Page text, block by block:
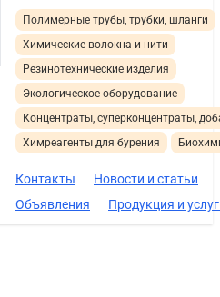
Полимерные трубы, трубки, шланги
Химические волокна и нити
Резинотехнические изделия
Экологическое оборудование
Концентраты, суперконцентраты,
Химреагенты для бурения
Контакты
Новости и статьи
Объявления
Продукция и